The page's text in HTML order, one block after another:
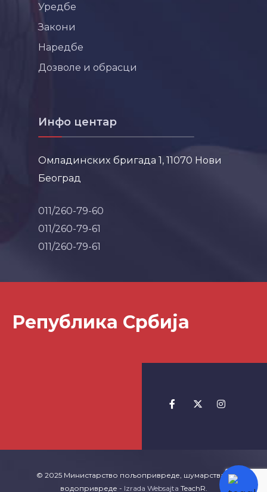
Уредбе
Закони
Наредбе
Дозволе и обрасци
Инфо центар
Омладинских бригада 1, 11070 Нови
Београд
011/260-79-60
011/260-79-61
011/260-79-61
Република Србија
© 2025 Министарство пољопривреде, шумарства и
водопривреде - Izrada Websajta TeachR.